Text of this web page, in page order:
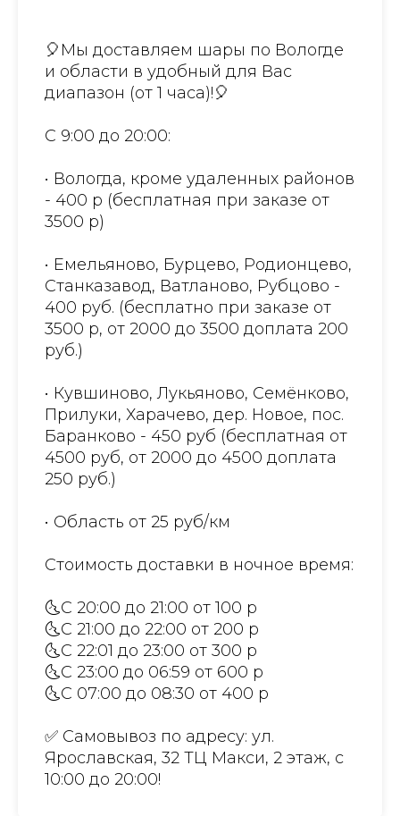
🎈Мы доставляем шары по Вологде
и области в удобный для Вас
диапазон (от 1 часа)!🎈
С 9:00 до 20:00:
• Вологда, кроме удаленных районов
- 400 р (бесплатная при заказе от
3500 р)
• Емельяново, Бурцево, Родионцево,
Станказавод, Ватланово, Рубцово -
400 руб. (бесплатно при заказе от
3500 р, от 2000 до 3500 доплата 200
руб.)
• Кувшиново, Лукьяново, Семёнково,
Прилуки, Харачево, дер. Новое, пос.
Баранково - 450 руб (бесплатная от
4500 руб, от 2000 до 4500 доплата
250 руб.)
• Область от 25 руб/км
Стоимость доставки в ночное время:
🌜С 20:00 до 21:00 от 100 р
🌜С 21:00 до 22:00 от 200 р
🌜С 22:01 до 23:00 от 300 р
🌜С 23:00 до 06:59 от 600 р
🌜С 07:00 до 08:30 от 400 р
✅ Самовывоз по адресу: ул.
Ярославская, 32 ТЦ Макси, 2 этаж, с
10:00 до 20:00!